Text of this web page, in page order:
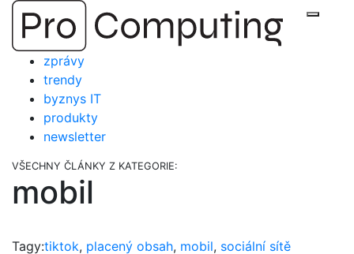
Přejít
obsah
zprávy
trendy
byznys IT
produkty
newsletter
VŠECHNY ČLÁNKY Z KATEGORIE:
mobil
Tagy:tiktok, placený obsah, mobil, sociální sítě